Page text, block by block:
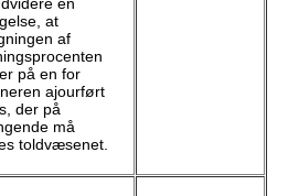
at
af
på en for
ajourført
der på
må
toldvæsenet.